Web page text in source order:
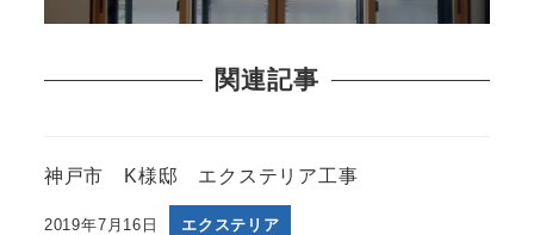
関連記事
神戸市 K様邸 エクステリア工事
2019年7月16日 エクステリア